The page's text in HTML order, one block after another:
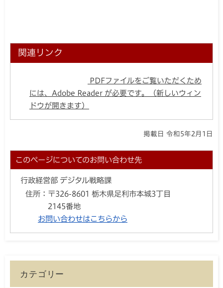
関連リンク
PDFファイルをご覧いただくため
には、Adobe Reader が必要です。（新しいウィン
ドウが開きます）
掲載日 令和5年2月1日
このページについてのお問い合わせ先
行政経営部 デジタル戦略課
住所： 〒326-8601 栃木県足利市本城3丁目
2145番地
お問い合わせはこちらから
カテゴリー